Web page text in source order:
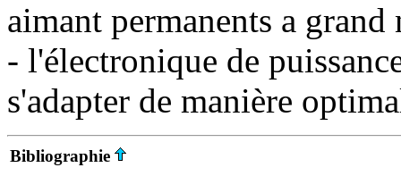
aimant permanents a grand
- l'électronique de
s'adapter de manière
Bibliographie